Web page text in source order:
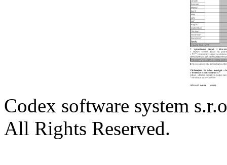
Codex software system
All Rights Reserved.